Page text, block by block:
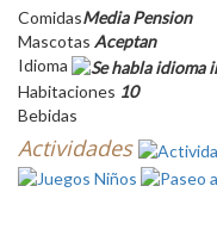
ComidasMedia Pension
Mascotas Aceptan
Idioma
Habitaciones 10
Bebidas
Actividades